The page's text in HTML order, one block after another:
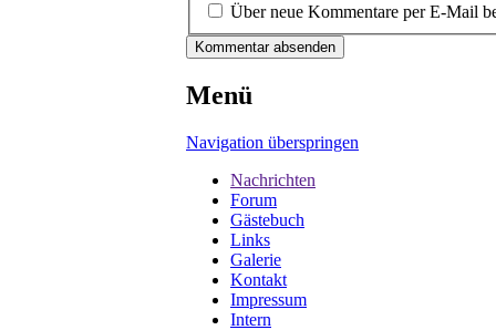
Über neue Kommentare per E-Mail
Menü
Navigation überspringen
Nachrichten
Forum
Gästebuch
Links
Galerie
Kontakt
Impressum
Intern